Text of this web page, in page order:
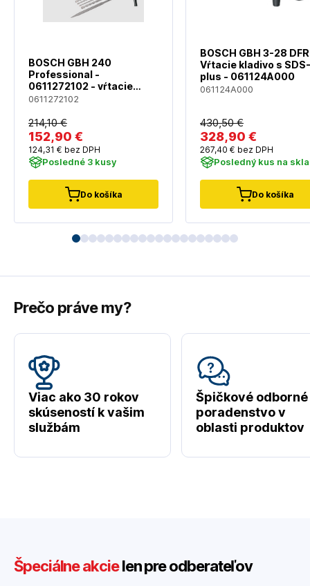
BOSCH GBH 240
Professional -
0611272102 - vŕtacie
kladivo + sada vrtákov a
0611272102
214,10 €
152,90 €
124,31 € bez DPH
Posledné 3 kusy
Do košíka
BOSCH GBH 3-28
Vŕtacie kladivo s SDS-
plus - 061124A000
061124A000
430,50 €
328,90 €
267,40 € bez DPH
Posledný kus na
Do košíka
Prečo práve my?
Viac ako 30 rokov
skúseností k vašim
službám
Špičkové odborné
poradenstvo v
oblasti produktov
Špeciálne akcielen pre odberateľov